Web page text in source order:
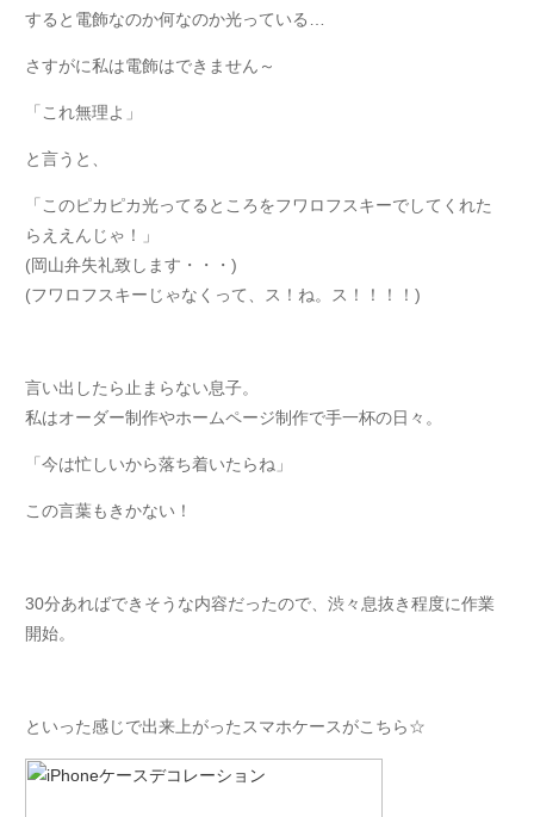
すると電飾なのか何なのか光っている…
さすがに私は電飾はできません～
「これ無理よ」
と言うと、
「このピカピカ光ってるところをフワロフスキーでしてくれた
らええんじゃ！」
(岡山弁失礼致します・・・)
(フワロフスキーじゃなくって、ス！ね。ス！！！！)
言い出したら止まらない息子。
私はオーダー制作やホームページ制作で手一杯の日々。
「今は忙しいから落ち着いたらね」
この言葉もきかない！
30分あればできそうな内容だったので、渋々息抜き程度に作業
開始。
といった感じで出来上がったスマホケースがこちら☆